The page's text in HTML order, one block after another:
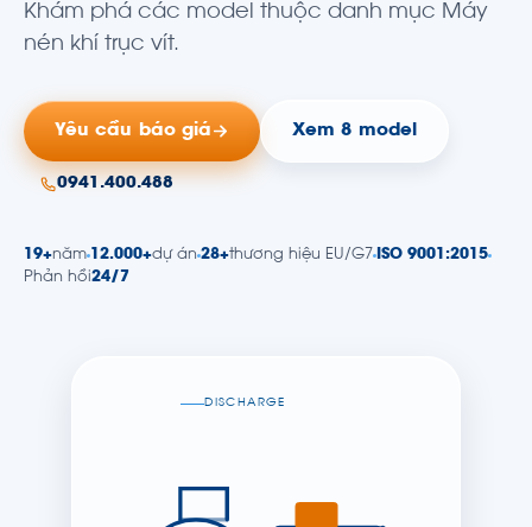
Khám phá các model thuộc danh mục Máy
nén khí trục vít.
Yêu cầu báo giá Xem 8 model
0941.400.488
19+năm 12.000+dự án 28+thương hiệu EU/G7
ISO 9001:2015
Phản hồi24/7
DISCHARGE